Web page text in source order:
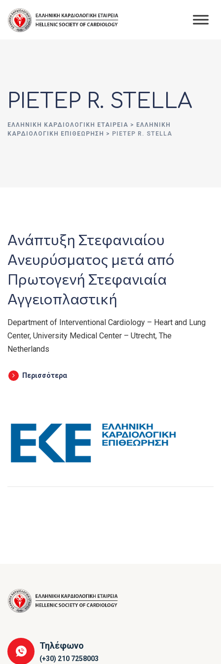
content
PIETEP R. STELLA
ΕΛΛΗΝΙΚΉ ΚΑΡΔΙΟΛΟΓΙΚΉ ΕΤΑΙΡΕΊΑ > ΕΛΛΗΝΙΚΗ
ΚΑΡΔΙΟΛΟΓΙΚΗ ΕΠΙΘΕΩΡΗΣΗ > PIETEP R. STELLA
Ανάπτυξη Στεφανιαίου
Ανευρύσματος μετά από
Πρωτογενή Στεφανιαία
Αγγειοπλαστική
Department of Interventional Cardiology – Heart and Lung
Center, University Medical Center – Utrecht, The
Netherlands
Περισσότερα
Τηλέφωνο
(+30) 210 7258003